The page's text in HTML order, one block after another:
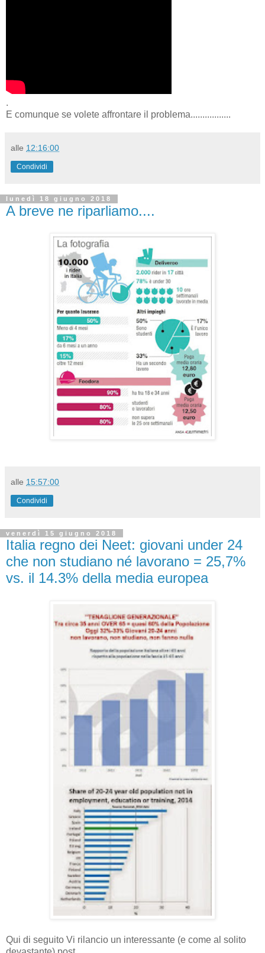
.
E comunque se volete affrontare il problema.................
alle 12:16:00
Condividi
lunedì 18 giugno 2018
A breve ne riparliamo....
alle 15:57:00
Condividi
venerdì 15 giugno 2018
Italia regno dei Neet: giovani under 24
che non studiano né lavorano = 25,7%
vs. il 14.3% della media europea
Qui di seguito Vi rilancio un interessante (e come al solito